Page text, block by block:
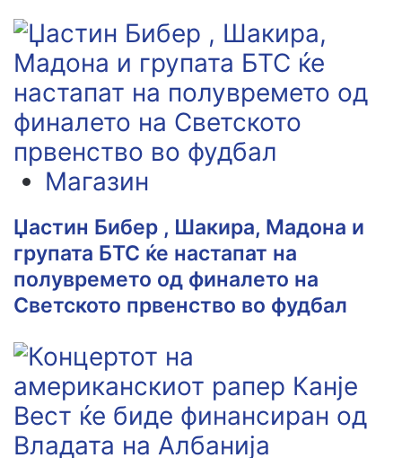
Магазин
Џастин Бибер , Шакира, Мадона и
групата БТС ќе настапат на
полувремето од финалето на
Светското првенство во фудбал